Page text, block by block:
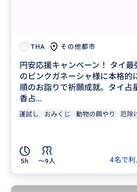
THA その他都市
円安応援キャンペーン！ タイ最
のピンクガネーシャ様に本格的
順のお詣りで祈願成就。タイ占
香占...
運試し おみくじ 動物の餌やり 厄除
5h 〜9人
4名で